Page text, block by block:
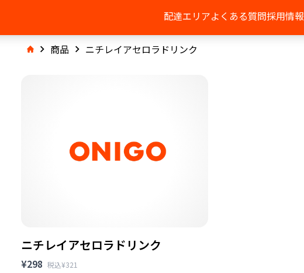
配達エリアよくある質問採用情報
商品 ニチレイアセロラドリンク
ニチレイアセロラドリンク
¥298 税込¥321